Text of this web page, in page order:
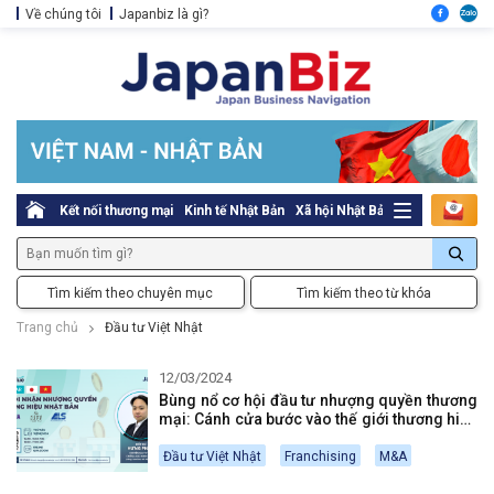
Về chúng tôi Japanbiz là gì?
Kết nối thương mại Kinh tế Nhật Bản Xã hội Nhật Bản Thủ tục pháp
Tìm kiếm theo chuyên mục Tìm kiếm theo từ khóa
Trang chủ Đầu tư Việt Nhật
12/03/2024
Bùng nổ cơ hội đầu tư nhượng quyền thương
mại: Cánh cửa bước vào thế giới thương hiệu
Đầu tư Việt Nhật Franchising M&A